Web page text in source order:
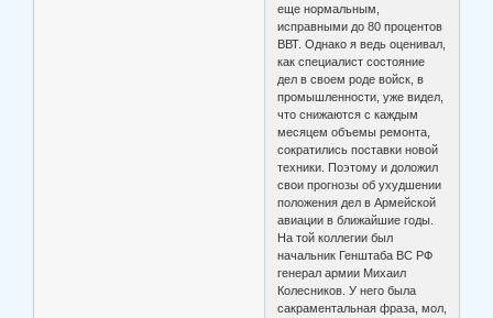
еще нормальным,
исправными до 80 процентов
ВВТ. Однако я ведь оценивал,
как специалист состояние
дел в своем роде войск, в
промышленности, уже видел,
что снижаются с каждым
месяцем объемы ремонта,
сократились поставки новой
техники. Поэтому и доложил
свои прогнозы об ухудшении
положения дел в Армейской
авиации в ближайшие годы.
На той коллегии был
начальник Генштаба ВС РФ
генерал армии Михаил
Колесников. У него была
сакраментальная фраза, мол,